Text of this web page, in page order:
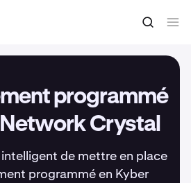
programmé
Crystal
de mettre en place
programmé en Kyber